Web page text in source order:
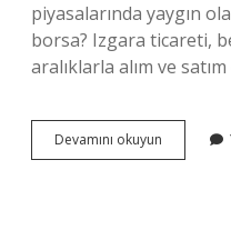
piyasalarında yaygın
borsa? Izgara ticareti,
aralıklarla alım ve
Devamını okuyun
Bot